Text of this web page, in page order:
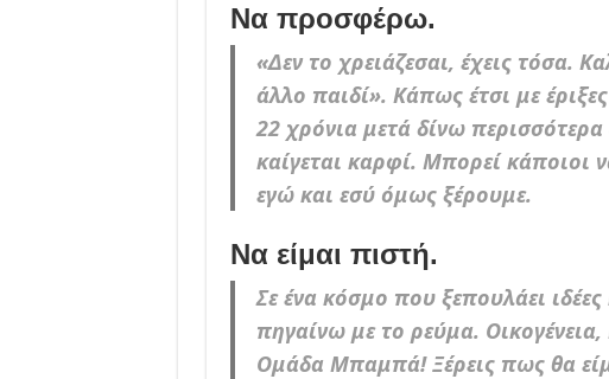
Nα προσφέρω.
«Δεν το χρειάζεσαι, έχεις τόσα.
άλλο παιδί». Κάπως έτσι με
22 χρόνια μετά δίνω
καίγεται καρφί. Μπορεί κάποιοι
εγώ και εσύ όμως ξέρουμε.
Nα είμαι πιστή.
Σε ένα κόσμο που ξεπουλάει
πηγαίνω με το ρεύμα.
Ομάδα Μπαμπά! Ξέρεις πως θα